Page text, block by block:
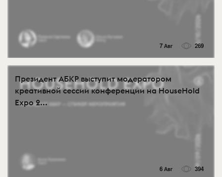
7 Авг 269
Президент АБКР выступит модератором
креативной сессии конференции на HouseHold
Expo 2...
6 Авг 394